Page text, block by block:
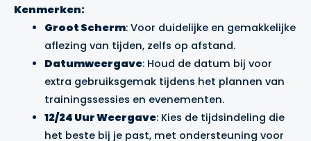
Kenmerken:
Groot Scherm: Voor duidelijke en gemakkelijke
aflezing van tijden, zelfs op afstand.
Datumweergave: Houd de datum bij voor
extra gebruiksgemak tijdens het plannen van
trainingssessies en evenementen.
12/24 Uur Weergave: Kies de tijdsindeling die
het beste bij je past, met ondersteuning voor